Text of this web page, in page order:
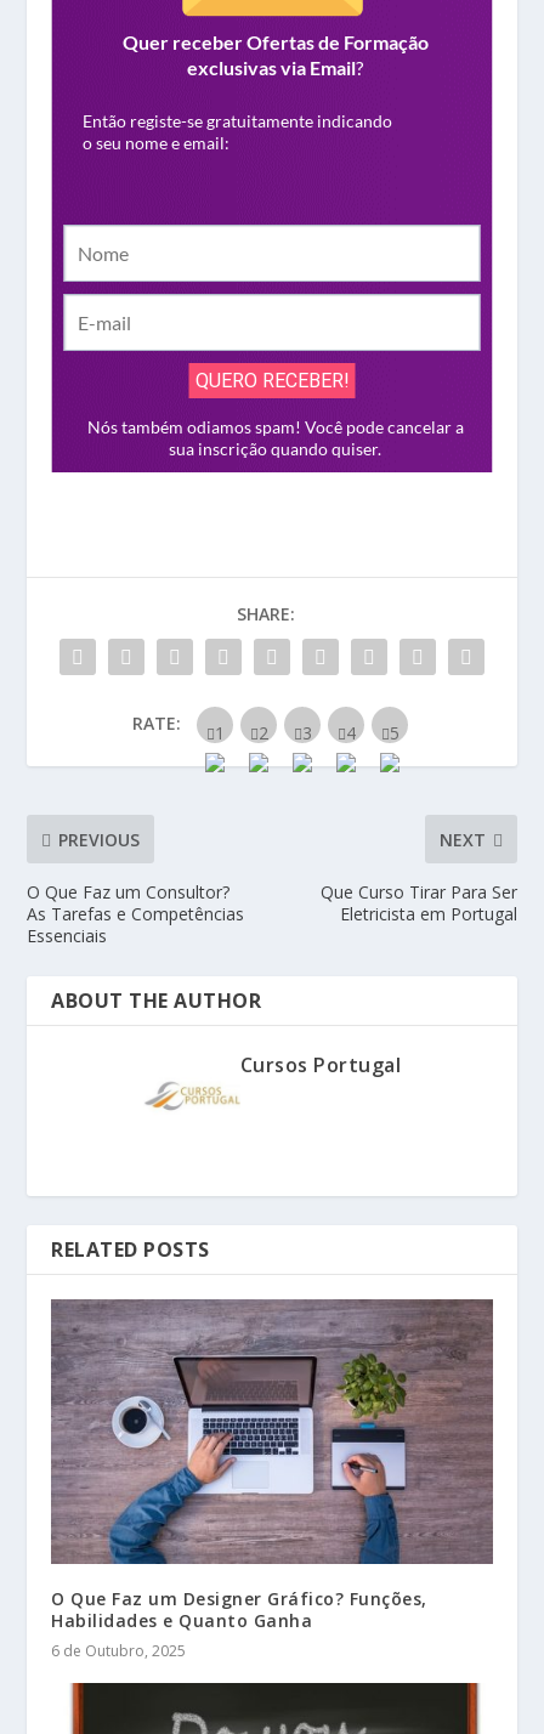
SHARE:
RATE:
PREVIOUS
O Que Faz um Consultor?
As Tarefas e Competências
Essenciais
NEXT
Que Curso Tirar Para Ser
Eletricista em Portugal
ABOUT THE AUTHOR
Cursos Portugal
RELATED POSTS
O Que Faz um Designer Gráfico? Funções,
Habilidades e Quanto Ganha
6 de Outubro, 2025